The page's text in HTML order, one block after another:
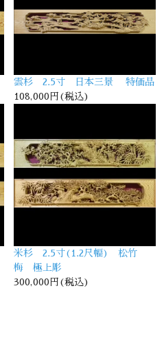
雲杉 2.5寸 日本三景 特価品
108,000円(税込)
米杉 2.5寸(1.2尺幅) 松竹
梅 極上彫
300,000円(税込)